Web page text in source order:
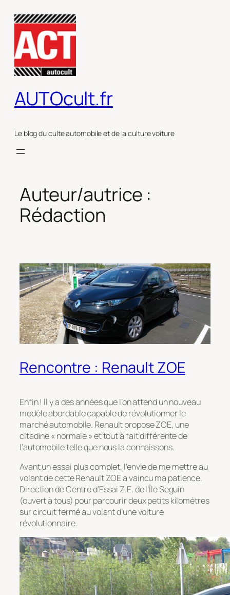
contenu
AUTOcult.fr
Le blog du culte automobile et de la culture voiture
Auteur/autrice :
Rédaction
Rencontre : Renault ZOE
Enfin ! Il y a des années que l’on attend un nouveau
modèle abordable capable de révolutionner le
marché automobile. Renault propose ZOE, une
citadine « normale » et tout à fait différente de
l’automobile telle que nous la connaissons.
Avant un essai plus complet, l’envie de me mettre au
volant de cette Renault ZOE a vaincu ma patience.
Direction de Centre d’Essai Z.E. de l’Île Seguin
(ouvert à tous) pour parcourir deux petits kilomètres
sur circuit fermé au volant d’une voiture
révolutionnaire.